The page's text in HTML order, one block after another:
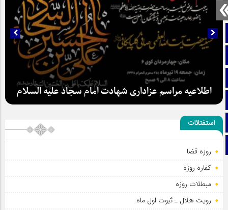
صفحه نخست
آپارات
اینستاگرام
اطلاعیه مراسم عزاداری شهادت امام سجاد علیه السلام
استفتائات
روزه قضا
کفاره روزه
مبطلات روزه
رویت هلال ـ ثبوت اول ماه